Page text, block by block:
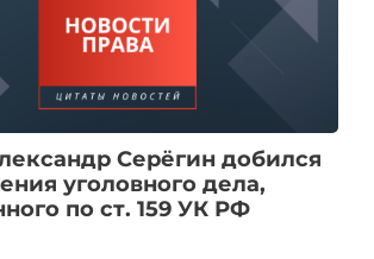
Серёгин добился
уголовного дела,
по ст. 159 УК РФ